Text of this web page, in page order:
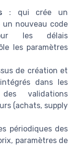
: qui crée un
nouveau code
les délais
les paramètres
de création et
dans les
validations
(achats, supply
périodiques des
paramètres de